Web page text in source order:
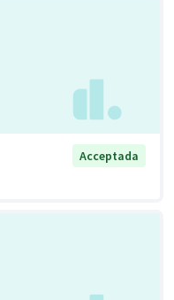
Acceptada